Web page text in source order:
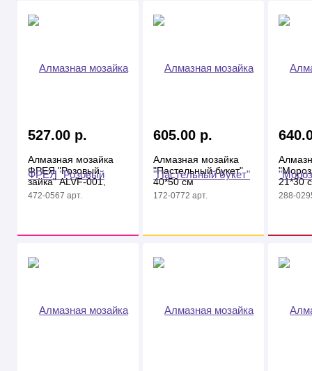
527.00 р.
Алмазная мозайка
ФРЕЯ "Розовый
зайка" ALVF-001,
4*8см, брелок
472-0567 арт.
605.00 р.
Алмазная мозайка
"Пастельный букет"
40*50 см
172-0772 арт.
21*30
288-